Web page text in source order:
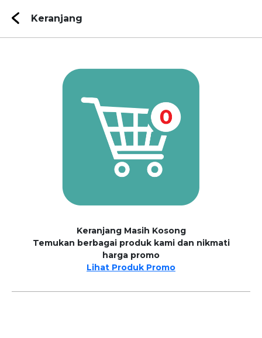
Keranjang
Keranjang Masih Kosong
Temukan berbagai produk kami dan nikmati
harga promo
Lihat Produk Promo